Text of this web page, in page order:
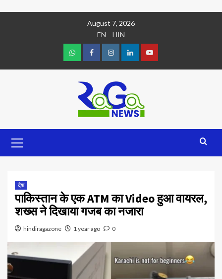
August 7, 2026
EN
HIN
देश
पाकिस्तान के एक ATM का Video हुआ वायरल,
शख्स ने दिखाया गजब का नजारा
hindiragazone 1 year ago 0